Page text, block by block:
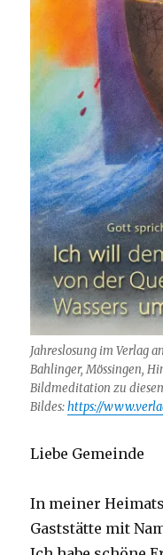
Jahreslosung im Verlag
Bahlinger, Mössingen,
Bildmeditation zu
Bildes:https://
Liebe Gemeinde
In meiner
Gaststätte mit